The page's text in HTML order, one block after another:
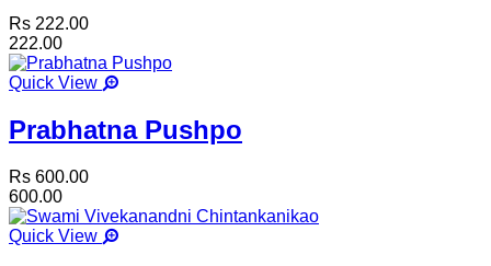
Rs 222.00
222.00
Quick View
Prabhatna Pushpo
Rs 600.00
600.00
Quick View